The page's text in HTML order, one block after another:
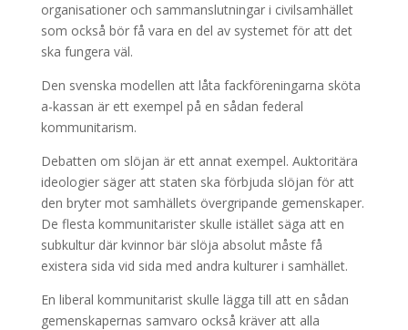
organisationer och sammanslutningar i civilsamhället
som också bör få vara en del av systemet för att det
ska fungera väl.
Den svenska modellen att låta fackföreningarna sköta
a-kassan är ett exempel på en sådan federal
kommunitarism.
Debatten om slöjan är ett annat exempel. Auktoritära
ideologier säger att staten ska förbjuda slöjan för att
den bryter mot samhällets övergripande gemenskaper.
De flesta kommunitarister skulle istället säga att en
subkultur där kvinnor bär slöja absolut måste få
existera sida vid sida med andra kulturer i samhället.
En liberal kommunitarist skulle lägga till att en sådan
gemenskapernas samvaro också kräver att alla